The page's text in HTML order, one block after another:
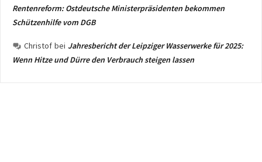
Rentenreform: Ostdeutsche Ministerpräsidenten bekommen
Schützenhilfe vom DGB
Christof bei Jahresbericht der Leipziger Wasserwerke für 2025:
Wenn Hitze und Dürre den Verbrauch steigen lassen